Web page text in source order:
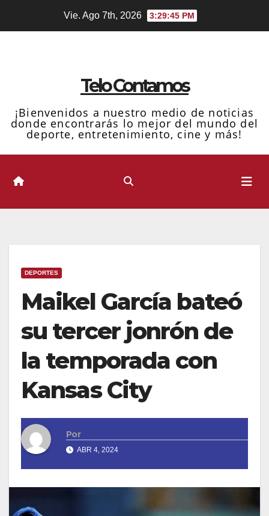
Vie. Ago 7th, 2026 3:29:45 PM
Telo Contamos
¡Bienvenidos a nuestro medio de noticias
donde encontrarás lo mejor del mundo del
deporte, entretenimiento, cine y más!
DEPORTES
Maikel García bateó
su tercer jonrón de
la temporada con
Kansas City
Por
ABR 4, 2024